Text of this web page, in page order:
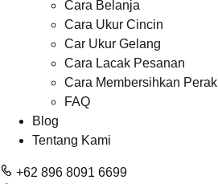
Cara Belanja
Cara Ukur Cincin
Car Ukur Gelang
Cara Lacak Pesanan
Cara Membersihkan Perak
FAQ
Blog
Tentang Kami
+62 896 8091 6699